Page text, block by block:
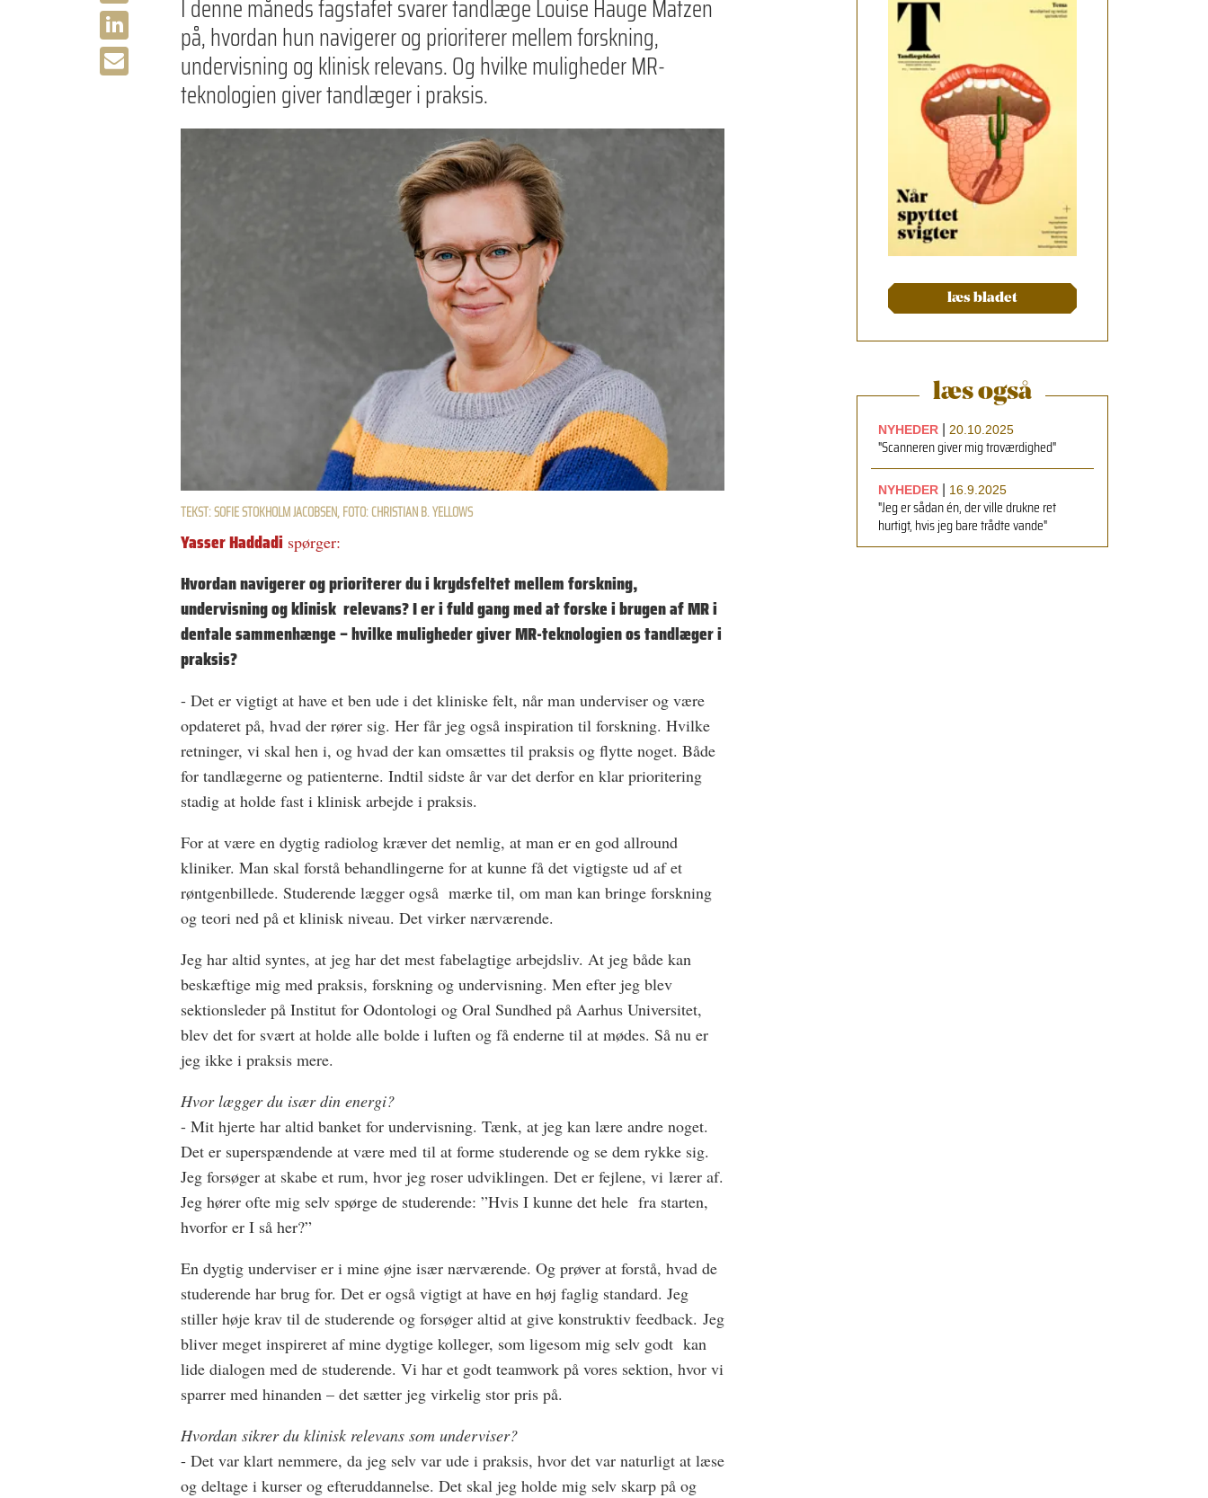
I denne måneds fagstafet svarer tandlæge Louise Hauge Matzen
på, hvordan hun navigerer og prioriterer mellem forskning,
undervisning og klinisk relevans. Og hvilke muligheder MR-
teknologien giver tandlæger i praksis.
TEKST: SOFIE STOKHOLM JACOBSEN, FOTO: CHRISTIAN B. YELLOWS
Yasser Haddadi spørger:
Hvordan navigerer ogprioriterer du i krydsfeltet mellem forskning,
undervisning og klinisk relevans? I er i fuld gangmed at forske i brugen afMR i
dentale sammenhænge – hvilke muligheder giver MR-teknologienos tandlæger i
praksis?
- Det er vigtigt at have et ben ude i det kliniske felt, når man underviser og være
opdateret på, hvad der rører sig. Her får jeg også inspiration til forskning. Hvilke
retninger, vi skal hen i, og hvad der kan omsættes til praksis og flytte noget. Både
for tandlægerne og patienterne. Indtil sidste år var det derfor en klar prioritering
stadig at holde fast i klinisk arbejde i praksis.
For at være en dygtig radiolog kræver det nemlig, at man er en god allround
kliniker. Man skal forstå behandlingerne for at kunne få det vigtigste ud af et
røntgenbillede. Studerende lægger også mærke til, om man kan bringe forskning
og teori ned på et klinisk niveau. Det virker nærværende.
Jeg har altid syntes, at jeg har det mest fabelagtige arbejdsliv. At jeg både kan
beskæftige mig med praksis, forskning og undervisning. Men efter jeg blev
sektionsleder på Institut for Odontologi og Oral Sundhed på Aarhus Universitet,
blev det for svært at holde alle bolde i luften og få enderne til at mødes. Så nu er
jeg ikke i praksis mere.
Hvor lægger du især din energi?
- Mit hjerte har altid banket for undervisning. Tænk, at jeg kan lære andre noget.
Det er superspændende at være med til at forme studerende og se dem rykke sig.
Jeg forsøger at skabe et rum, hvor jeg roser udviklingen. Det er fejlene, vi lærer af.
Jeg hører ofte mig selv spørge de studerende: ”Hvis I kunne det hele fra starten,
hvorfor er I så her?”
En dygtig underviser er i mine øjne især nærværende. Og prøver at forstå, hvad de
studerende har brug for. Det er også vigtigt at have en høj faglig standard. Jeg
stiller høje krav til de studerende og forsøger altid at give konstruktiv feedback. Jeg
bliver meget inspireret af mine dygtige kolleger, som ligesom mig selv godt kan
lide dialogen med de studerende. Vi har et godt teamwork på vores sektion, hvor vi
sparrer med hinanden – det sætter jeg virkelig stor pris på.
Hvordan sikrer du klinisk relevans som underviser?
- Det var klart nemmere, da jeg selv var ude i praksis, hvor det var naturligt at læse
og deltage i kurser og efteruddannelse. Det skal jeg holde mig selv skarp på og
læs bladet
læs også
NYHEDER| 20.10.2025
"Scanneren giver mig troværdighed"
NYHEDER| 16.9.2025
"Jeg er sådan én, der ville drukne ret
hurtigt, hvis jeg bare trådte vande"